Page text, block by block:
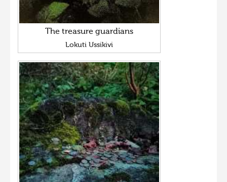
The treasure guardians
Lokuti Ussikivi